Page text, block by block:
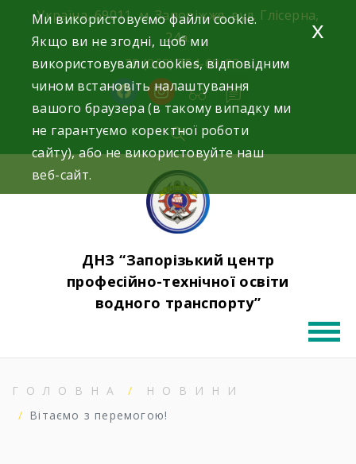
Україна, 69011, м. Запоріжжя, вул. Глісерна,
24а.
+38 (068) 354-69-83
facebookinstagram
ДНЗ “Запорізький центр
професійно-технічної освіти
водного транспорту”
ГОЛОВНА
НОВИНИ
Вітаємо з перемогою!
Ми використовуємо файли cookie.
Якщо ви не згодні, щоб ми
використовували cookies, відповідним
чином встановіть налаштування
вашого браузера (в такому випадку ми
не гарантуємо коректної роботи
сайту), або не використовуйте наш
веб-сайт.
x